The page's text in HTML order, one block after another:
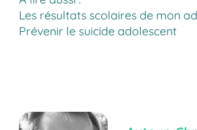
Les résultats scolaires de mon
Prévenir le suicide adolescent